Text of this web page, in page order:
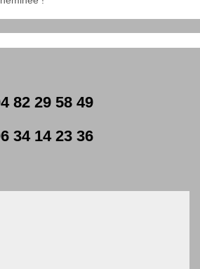
82 29 58 49
34 14 23 36